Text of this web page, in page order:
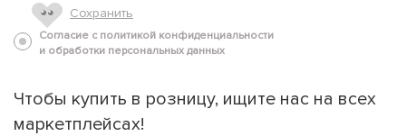
Сохранить
Согласие с политикой конфиденциальности
и обработки персональных данных
Чтобы купить в розницу, ищите нас на всех
маркетплейсах!